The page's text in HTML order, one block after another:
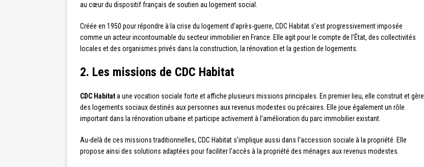
au cœur du dispositif français de soutien au logement social.
Créée en 1950 pour répondre à la crise du logement d’après-guerre, CDC Habitat s’est progressivement imposée
comme un acteur incontournable du secteur immobilier en France. Elle agit pour le compte de l’État, des collectivités
locales et des organismes privés dans la construction, la rénovation et la gestion de logements.
2. Les missions de CDC Habitat
CDC Habitata une vocation sociale forte et affiche plusieurs missions principales. En premier lieu, elle construit et gère
des logements sociaux destinés aux personnes aux revenus modestes ou précaires. Elle joue également un rôle
important dans la rénovation urbaine et participe activement à l’amélioration du parc immobilier existant.
Au-delà de ces missions traditionnelles, CDC Habitat s’implique aussi dans l’accession sociale à la propriété. Elle
propose ainsi des solutions adaptées pour faciliter l’accès à la propriété des ménages aux revenus modestes.